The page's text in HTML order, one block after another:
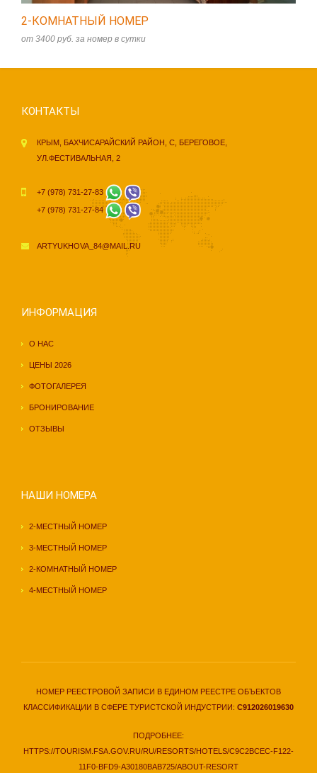
2-КОМНАТНЫЙ НОМЕР
от 3400 руб. за номер в сутки
КОНТАКТЫ
КРЫМ, БАХЧИСАРАЙСКИЙ РАЙОН, С, БЕРЕГОВОЕ,
УЛ.ФЕСТИВАЛЬНАЯ, 2
+7 (978) 731-27-83
+7 (978) 731-27-84
ARTYUKHOVA_84@MAIL.RU
ИНФОРМАЦИЯ
О НАС
ЦЕНЫ 2026
ФОТОГАЛЕРЕЯ
БРОНИРОВАНИЕ
ОТЗЫВЫ
НАШИ НОМЕРА
2-МЕСТНЫЙ НОМЕР
3-МЕСТНЫЙ НОМЕР
2-КОМНАТНЫЙ НОМЕР
4-МЕСТНЫЙ НОМЕР
НОМЕР РЕЕСТРОВОЙ ЗАПИСИ В ЕДИНОМ РЕЕСТРЕ ОБЪЕКТОВ
КЛАССИФИКАЦИИ В СФЕРЕ ТУРИСТСКОЙ ИНДУСТРИИ: С912026019630
ПОДРОБНЕЕ:
HTTPS://TOURISM.FSA.GOV.RU/RU/RESORTS/HOTELS/C9C2BCEC-F122-
11F0-BFD9-A30180BAB725/ABOUT-RESORT